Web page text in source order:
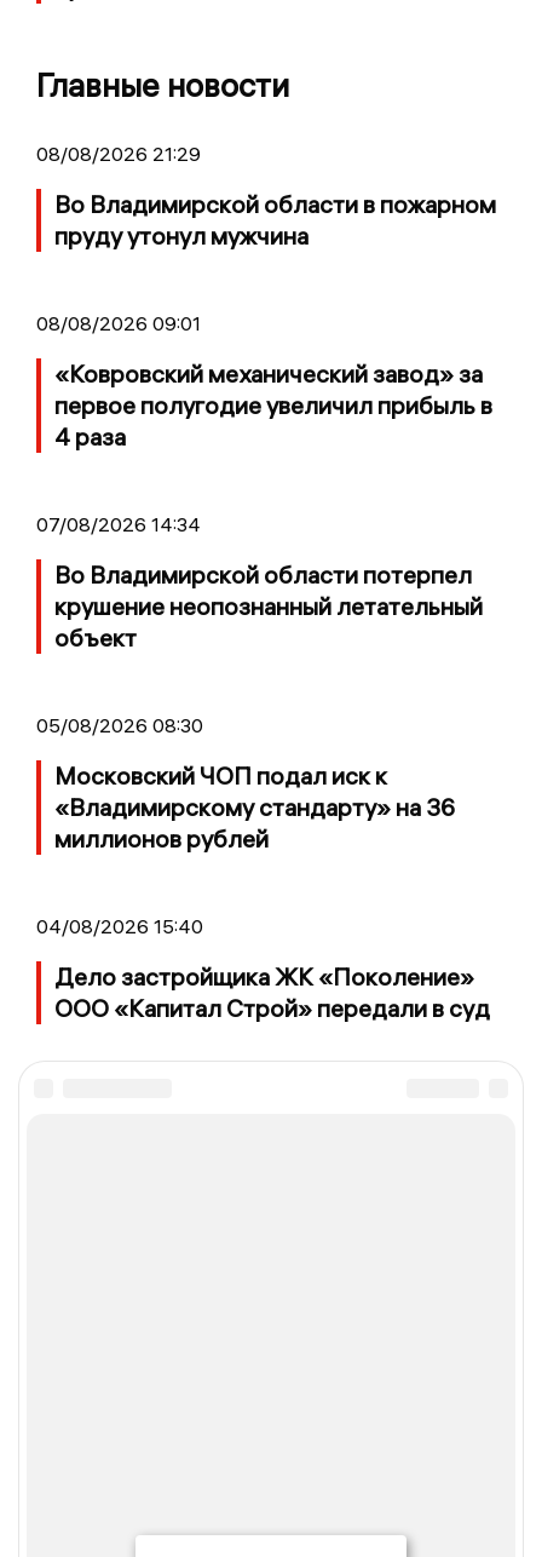
Главные новости
08/08/2026 21:29
Во Владимирской области в пожарном
пруду утонул мужчина
08/08/2026 09:01
«Ковровский механический завод» за
первое полугодие увеличил прибыль в
4 раза
07/08/2026 14:34
Во Владимирской области потерпел
крушение неопознанный летательный
объект
05/08/2026 08:30
Московский ЧОП подал иск к
«Владимирскому стандарту» на 36
миллионов рублей
04/08/2026 15:40
Дело застройщика ЖК «Поколение»
ООО «Капитал Строй» передали в суд